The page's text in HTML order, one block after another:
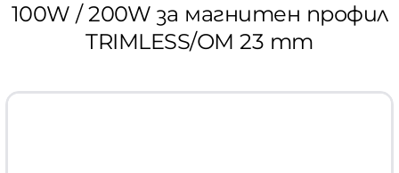
100W / 200W за магнитен профил
TRIMLESS/ОМ 23 mm